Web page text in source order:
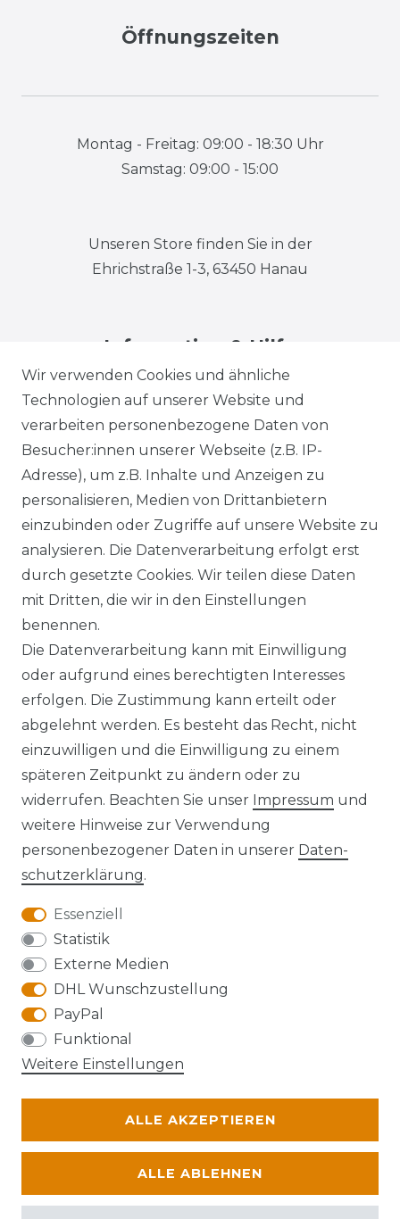
Wir verwenden Cookies und ähnliche
Technologien auf unserer Website und
verarbeiten personenbezogene Daten von
Besucher:innen unserer Webseite (z.B. IP-
Adresse), um z.B. Inhalte und Anzeigen zu
personalisieren, Medien von Drittanbietern
einzubinden oder Zugriffe auf unsere Website zu
analysieren. Die Datenverarbeitung erfolgt erst
durch gesetzte Cookies. Wir teilen diese Daten
mit Dritten, die wir in den Einstellungen
benennen.
Die Datenverarbeitung kann mit Einwilligung
oder aufgrund eines berechtigten Interesses
erfolgen. Die Zustimmung kann erteilt oder
abgelehnt werden. Es besteht das Recht, nicht
einzuwilligen und die Einwilligung zu einem
späteren Zeitpunkt zu ändern oder zu
widerrufen. Beachten Sie unser Impressum und
weitere Hinweise zur Verwendung
personenbezogener Daten in unserer Daten­
schutz­erklärung.
Essenziell
Statistik
Externe Medien
DHL Wunschzustellung
PayPal
Funktional
Weitere Einstellungen
ALLE AKZEPTIEREN
ALLE ABLEHNEN
Öffnungszeiten
Montag - Freitag: 09:00 - 18:30 Uhr
Samstag: 09:00 - 15:00
Unseren Store finden Sie in der
Ehrichstraße 1-3, 63450 Hanau
Information & Hilfe
Impressum Daten­schutz­erklärung
AGB Barrierefreiheitserklärung
Widerrufs­recht
VERTRAG WIDERRUFEN Kontakt
Die Karte kann aufgrund ihrer
Datenschutzeinstellungen nicht angezeigt
werden. Bitte akzeptieren Sie die Verwendung
von Google Maps, um die Karte zu verwenden.
© Abraxas 2026 | Alle Rechte vorbehalten.